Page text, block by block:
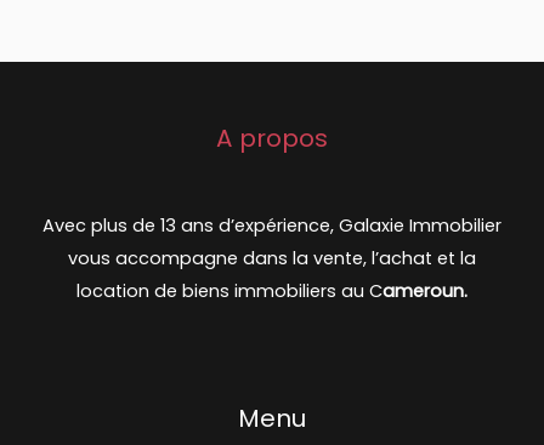
A propos
Avec plus de 13 ans d’expérience, Galaxie Immobilier
vous accompagne dans la vente, l’achat et la
location de biens immobiliers au Cameroun.
Menu